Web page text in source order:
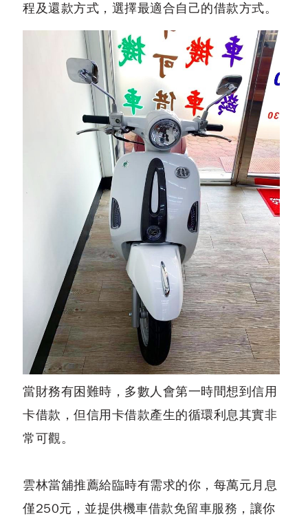
程及還款方式，選擇最適合自己的借款方式。
當財務有困難時，多數人會第一時間想到信用
卡借款，但信用卡借款產生的循環利息其實非
常可觀。
雲林當舖推薦給臨時有需求的你，每萬元月息
僅250元，並提供機車借款免留車服務 ，讓你